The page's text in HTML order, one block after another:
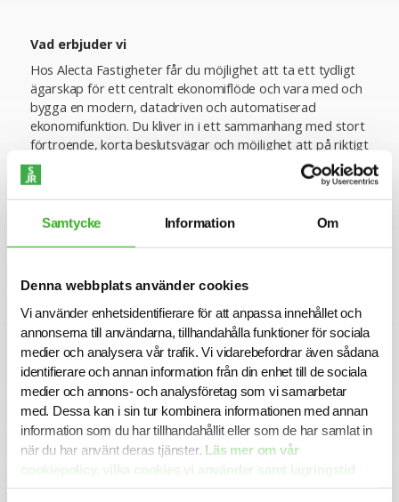
Samtycke Information Om
Denna webbplats använder cookies
Vi använder enhetsidentifierare för att anpassa innehållet och
annonserna till användarna, tillhandahålla funktioner för sociala
medier och analysera vår trafik. Vi vidarebefordrar även sådana
identifierare och annan information från din enhet till de sociala
medier och annons- och analysföretag som vi samarbetar
med. Dessa kan i sin tur kombinera informationen med annan
information som du har tillhandahållit eller som de har samlat in
när du har använt deras tjänster. Läs mer om vår
cookiepolicy, vilka cookies vi använder samt lagringstid
här.
Vad erbjuder vi
Hos Alecta Fastigheter får du möjlighet att ta ett tydligt
ägarskap för ett centralt ekonomiflöde och vara med och
bygga en modern, datadriven och automatiserad
ekonomifunktion. Du kliver in i ett sammanhang med stort
förtroende, korta beslutsvägar och möjlighet att på riktigt
påverka hur hyresredovisning och avisering ska fungera
framåt.
inkluderande kultur präglad av samarbete, nyfikenhet och
kontinuerlig utveckling.
Alecta Fastigheter är ett av Sveriges största
fastighetsbolag med betydande fastighetsvärden och
tydliga ambitioner att fortsätta växa långsiktigt och
hållbart. Bolaget ägs av Alecta och vår avkastning går
tillbaka till cirka 2,8 miljoner pensionssparare i hela Sverige.
Vi är ett ungt bolag där organisation, arbetssätt och
kultur byggs med blicken riktad framåt. Digitalisering,
hållbarhet och långsiktigt värdeskapande är centrala delar
i hur vi utvecklar både verksamhet och fastigheter.